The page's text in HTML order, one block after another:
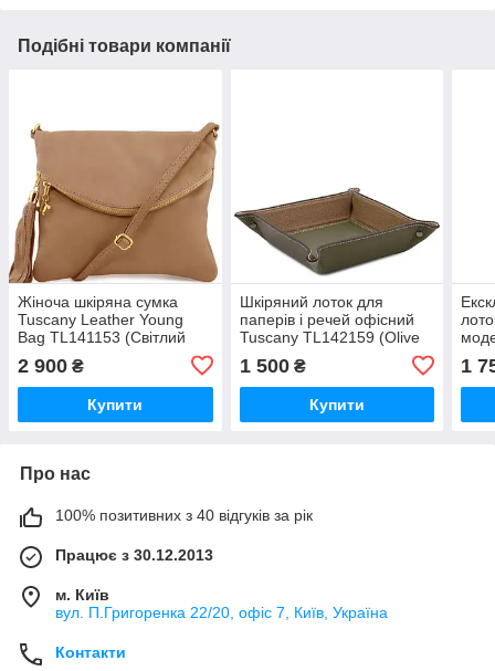
Подібні товари компанії
Жіноча шкіряна сумка
Tuscany Leather Young
Bag TL141153 (Світлий
2 900 ₴
Купити
Шкіряний лоток для
паперів і речей офісний
Tuscany TL142159 (Olive
1 500₴
Купити
1
Про нас
100% позитивних з 40 відгуків за рік
Працює з 30.12.2013
м. Київ
вул. П.Григоренка 22/20, офіс 7, Київ, Україна
Контакти